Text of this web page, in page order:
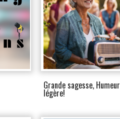
Grande sagesse, Humeur
légère!